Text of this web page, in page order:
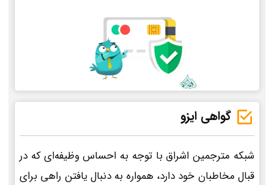
گواهی ایزو
شبکه مترجمین اشراق با توجه به احساس وظیفه‌ای که در
قبال مخاطبان خود دارد، همواره به دنبال یافتن راهی برای